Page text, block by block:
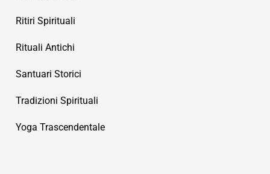
Ritiri Spirituali
Rituali Antichi
Santuari Storici
Tradizioni Spirituali
Yoga Trascendentale